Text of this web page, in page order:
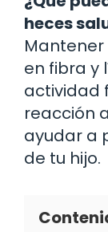
heces
en fibra y
actividad
reacción
ayudar a
de tu hijo.